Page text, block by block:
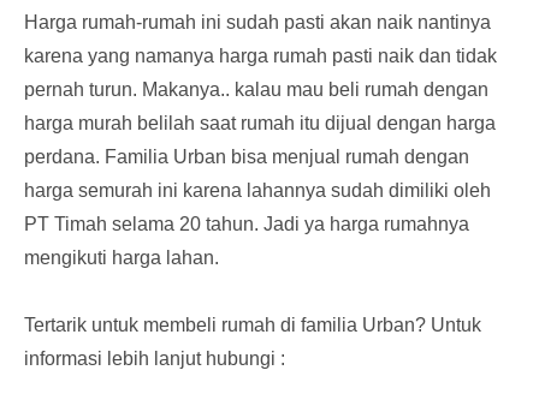
Harga rumah-rumah ini sudah pasti akan naik nantinya
karena yang namanya harga rumah pasti naik dan tidak
pernah turun. Makanya.. kalau mau beli rumah dengan
harga murah belilah saat rumah itu dijual dengan harga
perdana. Familia Urban bisa menjual rumah dengan
harga semurah ini karena lahannya sudah dimiliki oleh
PT Timah selama 20 tahun. Jadi ya harga rumahnya
mengikuti harga lahan.
Tertarik untuk membeli rumah di familia Urban? Untuk
informasi lebih lanjut hubungi :